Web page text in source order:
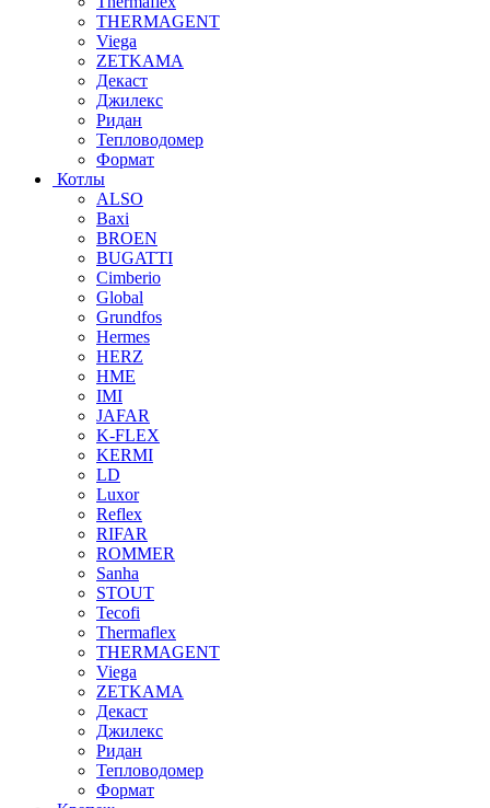
THERMAGENT
Viega
ZETKAMA
Декаст
Джилекс
Ридан
Тепловодомер
Формат
Котлы
ALSO
Baxi
BROEN
BUGATTI
Cimberio
Global
Grundfos
Hermes
HERZ
HME
IMI
JAFAR
K-FLEX
KERMI
LD
Luxor
Reflex
RIFAR
ROMMER
Sanha
STOUT
Tecofi
Thermaflex
THERMAGENT
Viega
ZETKAMA
Декаст
Джилекс
Ридан
Тепловодомер
Формат